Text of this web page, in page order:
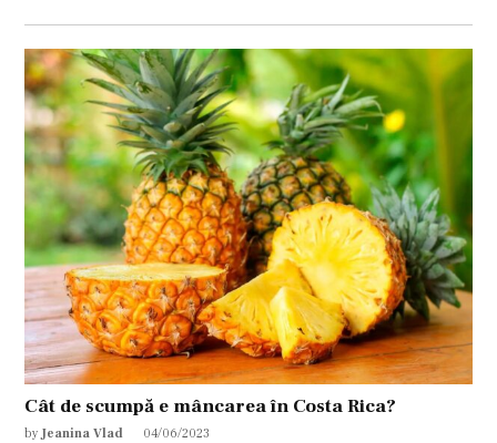
Cât de scumpă e mâncarea în Costa Rica?
by Jeanina Vlad 04/06/2023